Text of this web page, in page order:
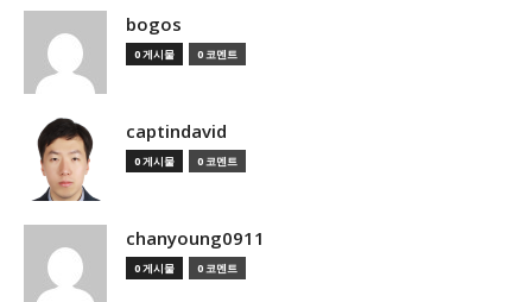
bogos
0 게시물 0 코멘트
captindavid
0 게시물 0 코멘트
chanyoung0911
0 게시물 0 코멘트